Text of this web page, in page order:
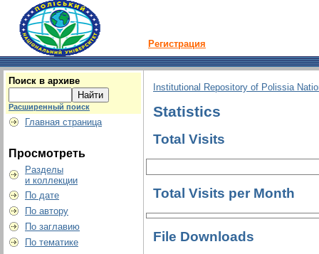
Регистрация
Поиск в архиве
Расширенный поиск
Главная страница
Просмотреть
Разделы
и коллекции
По дате
По автору
По заглавию
По тематике
Institutional Repository of Polissia
Statistics
Total Visits
Total Visits per Month
File Downloads